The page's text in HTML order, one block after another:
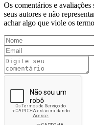
Os comentários e
seus autores e não
achar algo que viole os